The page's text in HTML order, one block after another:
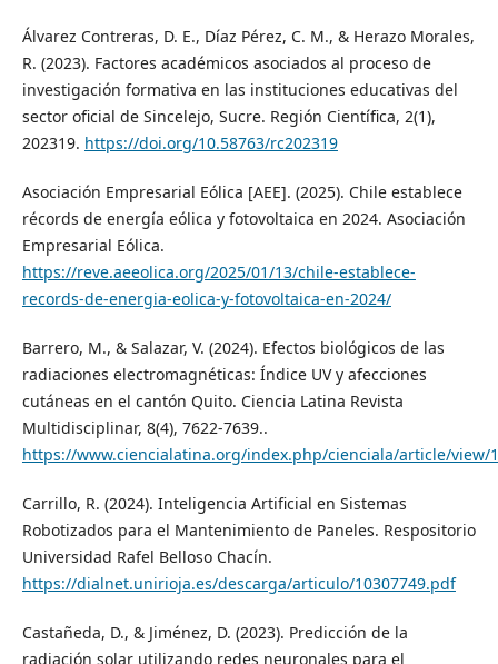
Álvarez Contreras, D. E., Díaz Pérez, C. M., & Herazo Morales,
R. (2023). Factores académicos asociados al proceso de
investigación formativa en las instituciones educativas del
sector oficial de Sincelejo, Sucre. Región Científica, 2(1),
202319. https://doi.org/10.58763/rc202319
Asociación Empresarial Eólica [AEE]. (2025). Chile establece
récords de energía eólica y fotovoltaica en 2024. Asociación
Empresarial Eólica.
https://reve.aeeolica.org/2025/01/13/chile-establece-
records-de-energia-eolica-y-fotovoltaica-en-2024/
Barrero, M., & Salazar, V. (2024). Efectos biológicos de las
radiaciones electromagnéticas: Índice UV y afecciones
cutáneas en el cantón Quito. Ciencia Latina Revista
Multidisciplinar, 8(4), 7622-7639..
https://www.ciencialatina.org/index.php/cienciala/article/view/
Carrillo, R. (2024). Inteligencia Artificial en Sistemas
Robotizados para el Mantenimiento de Paneles. Respositorio
Universidad Rafel Belloso Chacín.
https://dialnet.unirioja.es/descarga/articulo/10307749.pdf
Castañeda, D., & Jiménez, D. (2023). Predicción de la
radiación solar utilizando redes neuronales para el